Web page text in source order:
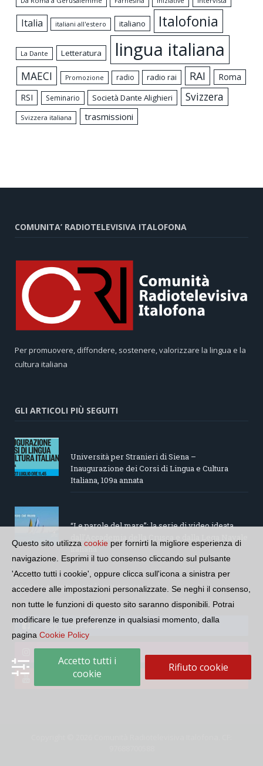
Italia italiani all'estero italiano Italofonia
La Dante Letteratura lingua italiana
MAECI Promozione radio radio rai RAI
Roma
RSI
Seminario Società Dante Alighieri Svizzera
Svizzera italiana trasmissioni
COMUNITA’ RADIOTELEVISIVA ITALOFONA
Per promuovere, diffondere, sostenere, valorizzare la lingua e la
cultura italiana
GLI ARTICOLI PIÙ SEGUITI
Università per Stranieri di Siena –
Inaugurazione dei Corsi di Lingua e Cultura
Italiana, 109a annata
“Le parole del mare”: la serie di video ideata
italiana
SEGUI LA COMUNITÀ SUI SOCIAL
Seguici su Facebook
Seguici su YouTube
Questo sito utilizza cookie per fornirti la migliore esperienza di
navigazione. Esprimi il tuo consenso cliccando sul pulsante
'Accetto tutti i cookie', oppure clicca sull'icona a sinistra per
accedere alle impostazioni personalizzate. Se neghi il consenso,
non tutte le funzioni di questo sito saranno disponibili. Potrai
modificare le tue preferenze in qualsiasi momento, dalla
pagina Cookie Policy
Accetto tutti i
cookie
Rifiuto cookie